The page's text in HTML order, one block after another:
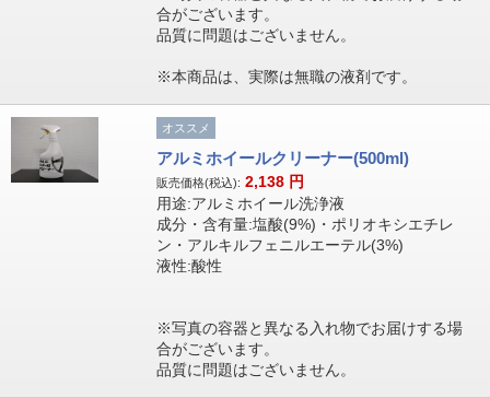
合がございます。
品質に問題はございません。
※本商品は、実際は無職の液剤です。
オススメ
アルミホイールクリーナー(500ml)
販売価格(税込): 2,138 円
用途:アルミホイール洗浄液
成分・含有量:塩酸(9%)・ポリオキシエチレ
ン・アルキルフェニルエーテル(3%)
液性:酸性
※写真の容器と異なる入れ物でお届けする場
合がございます。
品質に問題はございません。